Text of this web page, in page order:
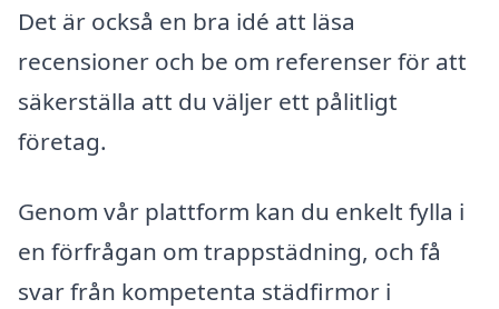
Det är också en bra idé att läsa
recensioner och be om referenser för att
säkerställa att du väljer ett pålitligt
företag.
Genom vår plattform kan du enkelt fylla i
en förfrågan om trappstädning, och få
svar från kompetenta städfirmor i